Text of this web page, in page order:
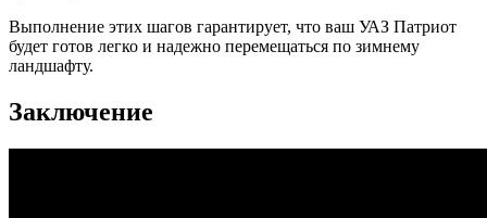
Выполнение этих шагов гарантирует, что ваш УАЗ Патриот
будет готов легко и надежно перемещаться по зимнему
ландшафту.
Заключение